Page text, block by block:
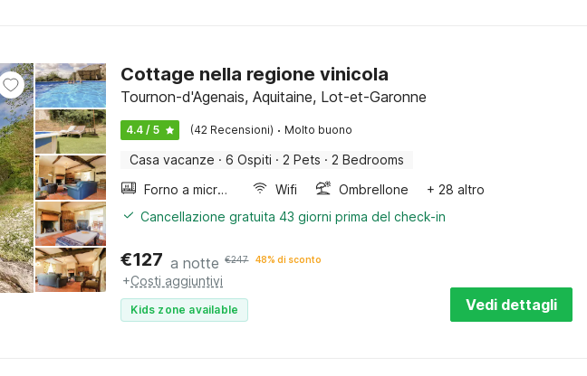
Cottage nella regione vinicola
Tournon-d'Agenais, Aquitaine, Lot-et-Garonne
4.4 / 5 (42 Recensioni) · Molto buono
Casa vacanze · 6 Ospiti · 2 Pets · 2 Bedrooms
Forno a microonde combinato
Wifi Ombrellone
+ 28 altro
Cancellazione gratuita 43 giorni prima del check-in
€127 a notte €247 48% di sconto
+Costi aggiuntivi
Kids zone available Vedi dettagli